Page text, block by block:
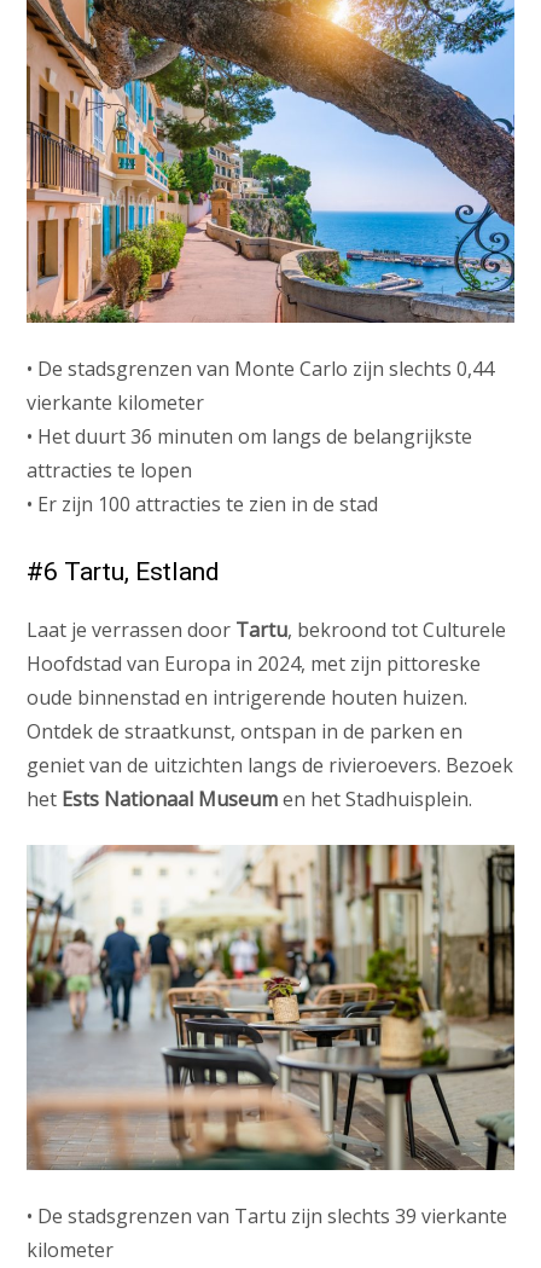
• De stadsgrenzen van Monte Carlo zijn slechts 0,44
vierkante kilometer
• Het duurt 36 minuten om langs de belangrijkste
attracties te lopen
• Er zijn 100 attracties te zien in de stad
#6 Tartu, Estland
Laat je verrassen door Tartu, bekroond tot Culturele
Hoofdstad van Europa in 2024, met zijn pittoreske
oude binnenstad en intrigerende houten huizen.
Ontdek de straatkunst, ontspan in de parken en
geniet van de uitzichten langs de rivieroevers. Bezoek
het Ests Nationaal Museumen het Stadhuisplein.
• De stadsgrenzen van Tartu zijn slechts 39 vierkante
kilometer